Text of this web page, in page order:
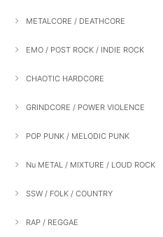
METALCORE / DEATHCORE
EMO / POST ROCK / INDIE ROCK
CHAOTIC HARDCORE
GRINDCORE / POWER VIOLENCE
POP PUNK / MELODIC PUNK
Nu METAL / MIXTURE / LOUD ROCK
SSW / FOLK / COUNTRY
RAP / REGGAE